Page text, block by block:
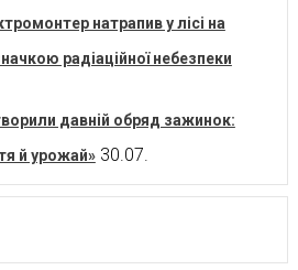
натрапив у лісі на
радіаційної небезпеки
давній обряд зажинок:
й урожай» 30.07.